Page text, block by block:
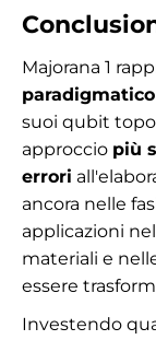
Majorana 1
paradigmatico
suoi qubit
approccio più
errori
ancora nelle
applicazioni
materiali e
essere
Investendo